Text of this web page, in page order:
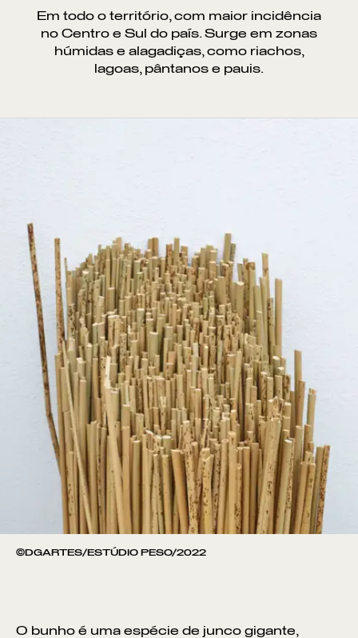
Em todo o território, com maior incidência
no Centro e Sul do país. Surge em zonas
húmidas e alagadiças, como riachos,
lagoas, pântanos e pauis.
©DGARTES/ESTÚDIO PESO/2022
O bunho é uma espécie de junco gigante,